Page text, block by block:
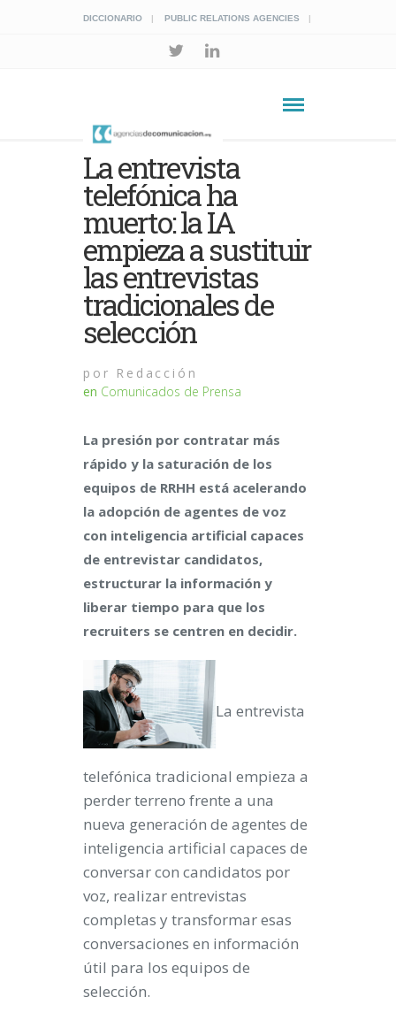
DICCIONARIO PUBLIC RELATIONS AGENCIES
La entrevista
telefónica ha
muerto: la IA
empieza a sustituir
las entrevistas
tradicionales de
selección
por Redacción
en Comunicados de Prensa
La presión por contratar más
rápido y la saturación de los
equipos de RRHH está acelerando
la adopción de agentes de voz
con inteligencia artificial capaces
de entrevistar candidatos,
estructurar la información y
liberar tiempo para que los
recruiters se centren en decidir.
La entrevista
telefónica tradicional empieza a
perder terreno frente a una
nueva generación de agentes de
inteligencia artificial capaces de
conversar con candidatos por
voz, realizar entrevistas
completas y transformar esas
conversaciones en información
útil para los equipos de
selección.